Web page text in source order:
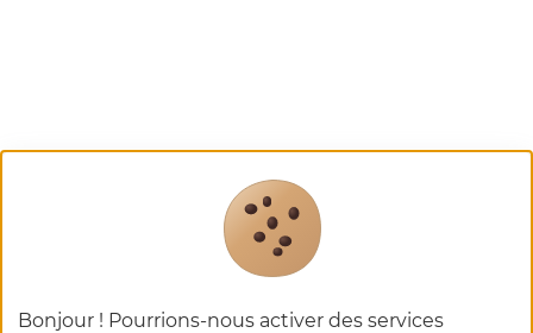
Bonjour ! Pourrions-nous activer des services